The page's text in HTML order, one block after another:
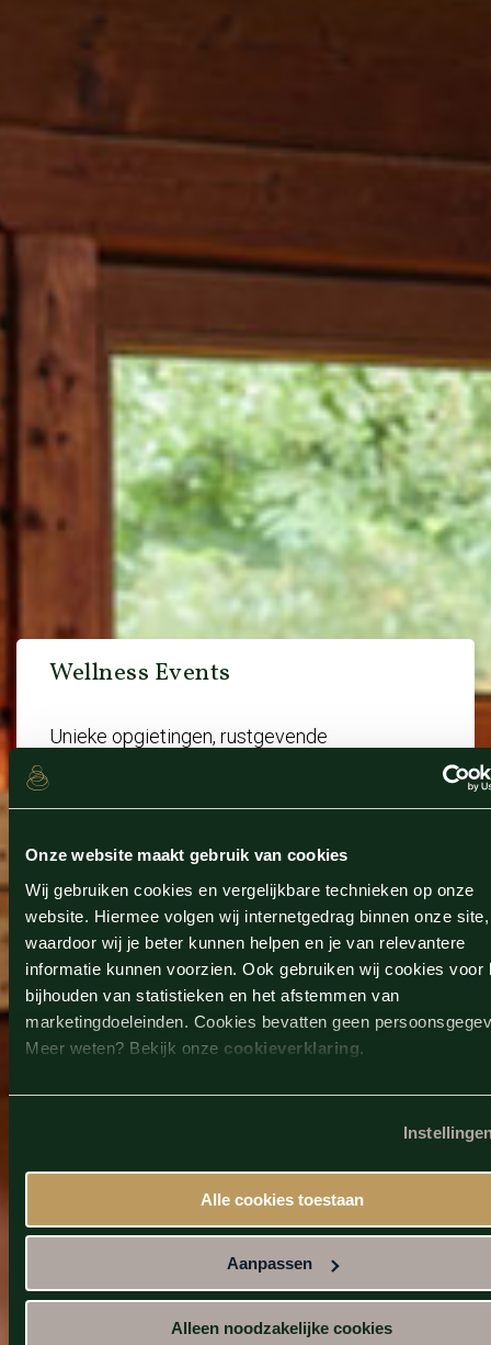
Onze website maakt gebruik van cookies
Wij gebruiken cookies en vergelijkbare technieken op onze
website. Hiermee volgen wij internetgedrag binnen onze site,
waardoor wij je beter kunnen helpen en je van relevantere
informatie kunnen voorzien. Ook gebruiken wij cookies voor
bijhouden van statistieken en het afstemmen van
marketingdoeleinden. Cookies bevatten geen
Meer weten? Bekijk onze cookieverklaring.
Alle cookies toestaan
Aanpassen
Alleen noodzakelijke cookies
Wellness Events
Unieke opgietingen, rustgevende
weekenden georganiseerd, waardoor je het
ultieme dagje wellness beleeft.
Swipe voor meer